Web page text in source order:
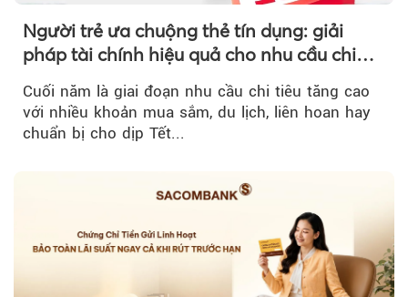
Người trẻ ưa chuộng thẻ tín dụng: giải
pháp tài chính hiệu quả cho nhu cầu chi
tiêu cuối năm
Cuối năm là giai đoạn nhu cầu chi tiêu tăng cao
với nhiều khoản mua sắm, du lịch, liên hoan hay
chuẩn bị cho dịp Tết...